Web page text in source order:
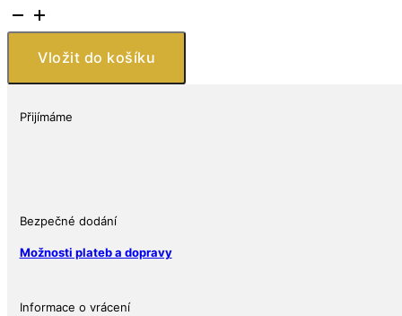
Stříbrná
mince
oz,
Droids:
3PO,
množství
Vložit do košíku
Přijímáme
Bezpečné dodání
Možnosti plateb a dopravy
Informace o vrácení